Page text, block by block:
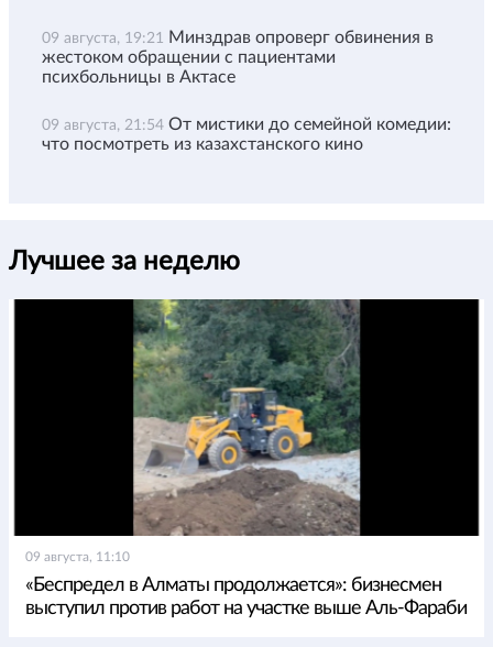
09 августа, 19:21 Минздрав опроверг обвинения в
жестоком обращении с пациентами
психбольницы в Актасе
09 августа, 21:54 От мистики до семейной комедии:
что посмотреть из казахстанского кино
Лучшее за неделю
09 августа, 11:10
«Беспредел в Алматы продолжается»: бизнесмен
выступил против работ на участке выше Аль-Фараби